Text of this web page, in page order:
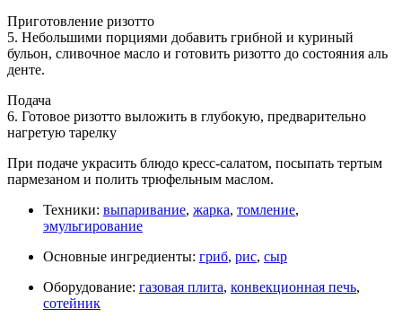
Приготовление ризотто
5. Небольшими порциями добавить грибной и куриный
бульон, сливочное масло и готовить ризотто до состояния аль
денте.
Подача
6. Готовое ризотто выложить в глубокую, предварительно
нагретую тарелку
При подаче украсить блюдо кресс-салатом, посыпать тертым
пармезаном и полить трюфельным маслом.
Техники: выпаривание, жарка, томление,
эмульгирование
Основные ингредиенты: гриб, рис, сыр
Оборудование: газовая плита, конвекционная печь,
сотейник